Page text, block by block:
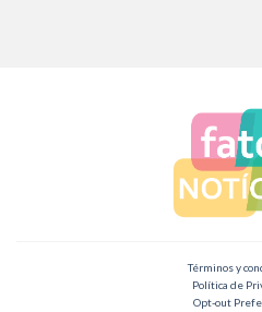
Términos y
Política de
Opt-out